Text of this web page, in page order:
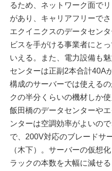
るため、ネットワーク面で
があり、キャリアフリーで
エクイニクスのデータセン
ビスを手がける事業者にと
いえる。また、電力設備も
センターは正副2本合計40A
構成のサーバーでは使える
クの半分くらいの機材しか
飯田橋のデータセンターや
ンターは空調効率がよいの
で、200V対応のブレードサ
（木下）。サーバーの仮想
ラックの本数を大幅に減せ